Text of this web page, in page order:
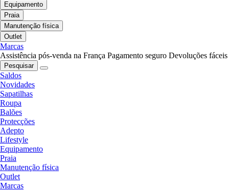
Equipamento
Praia
Manutenção física
Outlet
Marcas
Assistência pós-venda na França Pagamento seguro Devoluções fáceis
Pesquisar
Saldos
Novidades
Sapatilhas
Roupa
Balões
Protecções
Adepto
Lifestyle
Equipamento
Praia
Manutenção física
Outlet
Marcas